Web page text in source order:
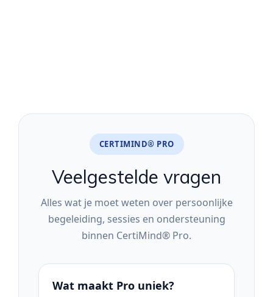
CERTIMIND® PRO
Veelgestelde vragen
Alles wat je moet weten over persoonlijke
begeleiding, sessies en ondersteuning
binnen CertiMind® Pro.
Wat maakt Pro uniek?